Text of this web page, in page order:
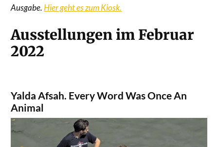
Ausgabe. Hier geht es zum Kiosk.
Ausstellungen im Februar
2022
Yalda Afsah. Every Word Was Once An
Animal